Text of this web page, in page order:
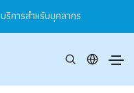
บริการสำหรับบุคลากร